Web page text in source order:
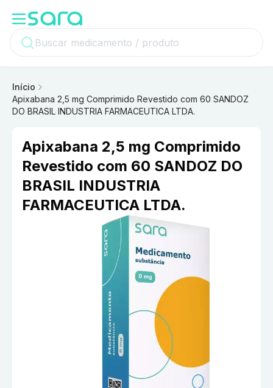
Início
Apixabana 2,5 mg Comprimido Revestido com 60 SANDOZ
DO BRASIL INDUSTRIA FARMACEUTICA LTDA.
Apixabana 2,5 mg Comprimido
Revestido com 60 SANDOZ DO
BRASIL INDUSTRIA
FARMACEUTICA LTDA.